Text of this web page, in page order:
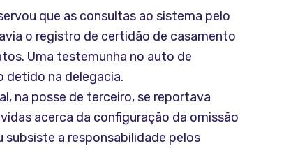
que as consultas ao sistema pelo
o registro de certidão de casamento
Uma testemunha no auto de
detido na delegacia.
na posse de terceiro, se reportava
acerca da configuração da omissão
a responsabilidade pelos